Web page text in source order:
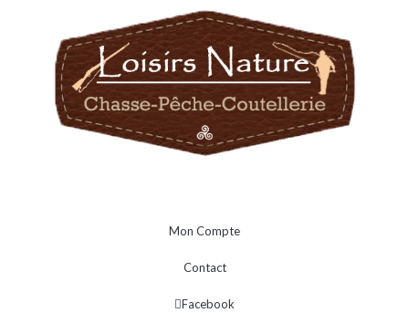
Mon Compte
Contact
Facebook